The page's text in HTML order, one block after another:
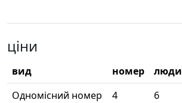
ціни
вид номер люди
Одномісний номер
4 6